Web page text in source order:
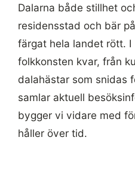
Dalarna både stillhet
residensstad och bär
färgat hela landet rött.
folkkonsten kvar, från
dalahästar som snidas
samlar aktuell
bygger vi vidare med
håller över tid.